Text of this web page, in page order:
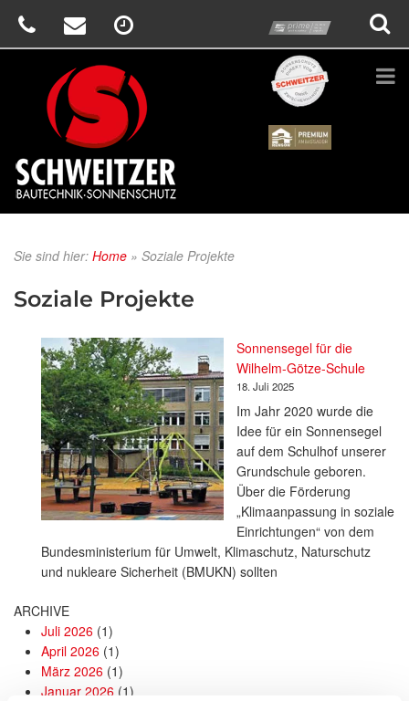
Sie sind hier: Home » Soziale Projekte
Soziale Projekte
Sonnensegel für die
Wilhelm-Götze-Schule
18. Juli 2025
Im Jahr 2020 wurde die
Idee für ein Sonnensegel
auf dem Schulhof unserer
Grundschule geboren.
Über die Förderung
„Klimaanpassung in soziale
Einrichtungen“ von dem
Bundesministerium für Umwelt, Klimaschutz, Naturschutz
und nukleare Sicherheit (BMUKN) sollten
ARCHIVE
Juli 2026 (1)
April 2026 (1)
März 2026 (1)
Januar 2026 (1)
Schweitzer